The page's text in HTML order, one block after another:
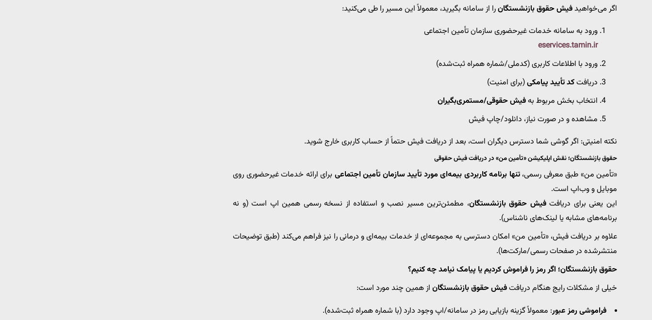
اگر می‌خواهیدفیش حقوق بازنشستگانرا از سامانه بگیرید، معمولاً این مسیر را طی می‌کنید:
ورود به سامانه خدمات غیرحضوری سازمان تأمین اجتماعی
eservices.tamin.ir
ورود با اطلاعات کاربری (کدملی/شماره همراه ثبت‌شده)
دریافتکد تأیید پیامکی(برای امنیت)
انتخاب بخش مربوط بهفیش حقوقی/مستمری‌بگیران
مشاهده و در صورت نیاز، دانلود/چاپ فیش
نکته امنیتی: اگر گوشی شما دسترس دیگران است، بعد از دریافت فیش حتماً از حساب کاربری خارج شوید.
حقوق بازنشستگان؛ نقش اپلیکیشن «تأمین من» در دریافت فیش حقوقی
«تأمین من» طبق معرفی رسمی،تنها برنامه کاربردی بیمه‌ای مورد تأیید سازمان تأمین اجتماعی برای ارائه خدمات غیرحضوری روی
موبایل و وب‌اپ است.
این یعنی برای دریافتفیش حقوق بازنشستگان، مطمئن‌ترین مسیر نصب و استفاده از نسخه رسمی همین اپ است (و نه
برنامه‌های مشابه یا لینک‌های ناشناس).
علاوه بر دریافت فیش، «تأمین من» امکان دسترسی به مجموعه‌ای از خدمات بیمه‌ای و درمانی را نیز فراهم می‌کند (طبق توضیحات
منتشرشده در صفحات رسمی/مارکت‌ها).
حقوق بازنشستگان؛ اگر رمز را فراموش کردیم یا پیامک نیامد چه کنیم؟
خیلی از مشکلات رایج هنگام دریافتفیش حقوق بازنشستگان از همین چند مورد است:
فراموشی رمز عبور: معمولاً گزینه بازیابی رمز در سامانه/اپ وجود دارد (با شماره همراه ثبت‌شده).